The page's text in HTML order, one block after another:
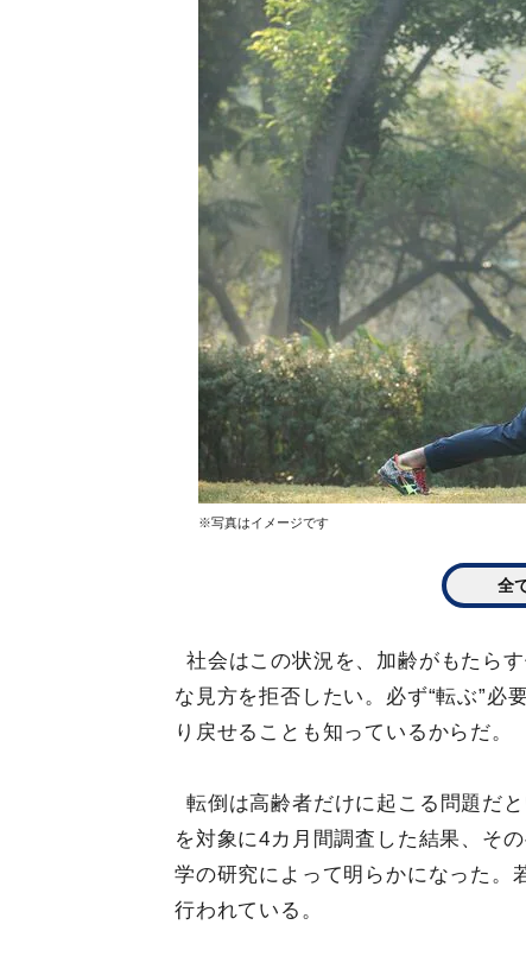
※写真はイメージです
全
社会はこの状況を、加齢がもたら
な見方を拒否したい。必ず“転ぶ”必
り戻せることも知っているからだ。
転倒は高齢者だけに起こる問題だ
を対象に4カ月間調査した結果、そ
学の研究によって明らかになった。
行われている。